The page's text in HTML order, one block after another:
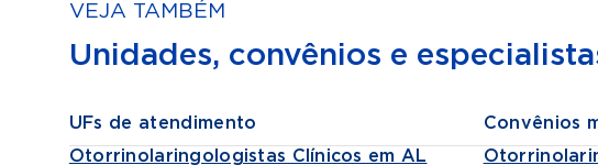
VEJA TAMBÉM
Unidades, convênios e
UFs de atendimento
Otorrinolaringologistas Clínicos em AL
Convênios